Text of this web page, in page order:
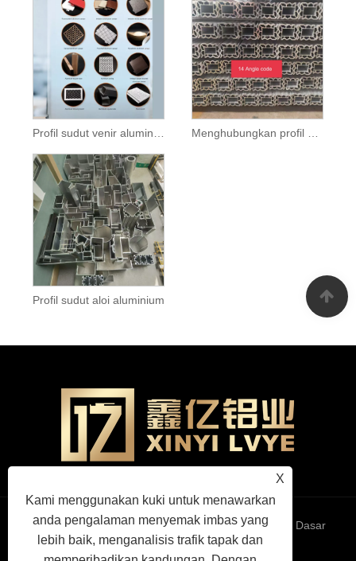
Profil sudut aloi aluminium
X
Kami menggunakan kuki untuk menawarkan
anda pengalaman menyemak imbas yang
lebih baik, menganalisis trafik tapak dan
Links Sitemap RSS XML Dasar